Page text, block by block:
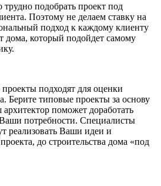
подобрать проект под
Поэтому не делаем ставку на
подход к каждому клиенту
дома, который подойдет самому
подходят для оценки
Берите типовые проекты за основу
поможет доработать
потребности. Специалисты
реализовать Ваши идеи и
до строительства дома «под